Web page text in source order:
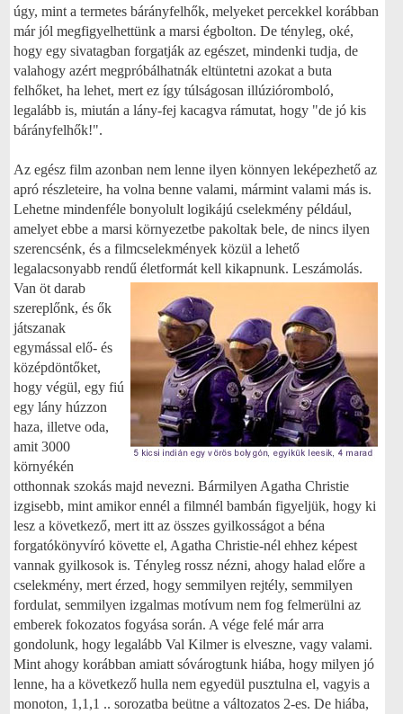
úgy, mint a termetes bárányfelhők, melyeket percekkel korábban
már jól megfigyelhettünk a marsi égbolton. De tényleg, oké,
hogy egy sivatagban forgatják az egészet, mindenki tudja, de
valahogy azért megpróbálhatnák eltüntetni azokat a buta
felhőket, ha lehet, mert ez így túlságosan illúzióromboló,
legalább is, miután a lány-fej kacagva rámutat, hogy "de jó kis
bárányfelhők!".
Az egész film azonban nem lenne ilyen könnyen leképezhető az
apró részleteire, ha volna benne valami, mármint valami más is.
Lehetne mindenféle bonyolult logikájú cselekmény például,
amelyet ebbe a marsi környezetbe pakoltak bele, de nincs ilyen
szerencsénk, és a filmcselekmények közül a lehető
legalacsonyabb rendű életformát kell kikapnunk. Leszámolás.
Van öt darab
szereplőnk, és ők
játszanak
egymással elő- és
középdöntőket,
hogy végül, egy fiú
egy lány húzzon
haza, illetve oda,
amit 3000
környékén
otthonnak szokás majd nevezni. Bármilyen Agatha Christie
izgisebb, mint amikor ennél a filmnél bambán figyeljük, hogy ki
lesz a következő, mert itt az összes gyilkosságot a béna
forgatókönyvíró követte el, Agatha Christie-nél ehhez képest
vannak gyilkosok is. Tényleg rossz nézni, ahogy halad előre a
cselekmény, mert érzed, hogy semmilyen rejtély, semmilyen
fordulat, semmilyen izgalmas motívum nem fog felmerülni az
emberek fokozatos fogyása során. A vége felé már arra
gondolunk, hogy legalább Val Kilmer is elveszne, vagy valami.
Mint ahogy korábban amiatt sóvárogtunk hiába, hogy milyen jó
lenne, ha a következő hulla nem egyedül pusztulna el, vagyis a
monoton, 1,1,1 .. sorozatba beütne a változatos 2-es. De hiába,